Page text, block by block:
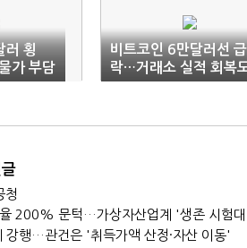
러 횡
가 부담
비트코인 6만달러선 급
락…거래소 실적 회복
요원
청
200% 문턱…가상자산업계 '생존 시험
강행…관건은 '취득가액 산정·자산 이동'